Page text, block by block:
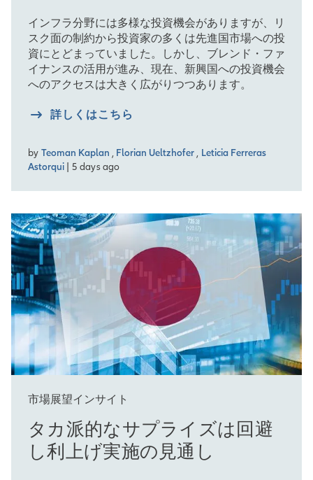
インフラ分野には多様な投資機会がありますが、リ
スク面の制約から投資家の多くは先進国市場への投
資にとどまっていました。しかし、ブレンド・ファ
イナンスの活用が進み、現在、新興国への投資機会
へのアクセスは大きく広がりつつあります。
詳しくはこちら
by Teoman Kaplan , Florian Ueltzhofer , Leticia Ferreras
Astorqui | 5 days ago
市場展望インサイト
タカ派的なサプライズは回避
し利上げ実施の見通し